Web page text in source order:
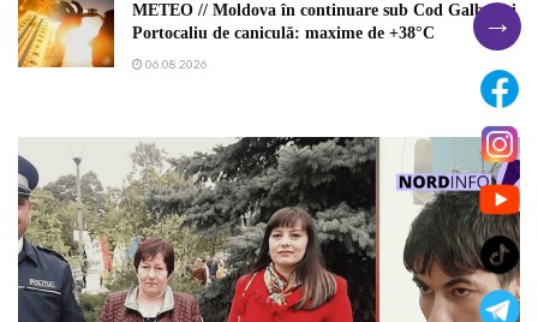
METEO // Moldova în continuare sub Cod Galben și
Portocaliu de caniculă: maxime de +38°C
06.08.2026
→